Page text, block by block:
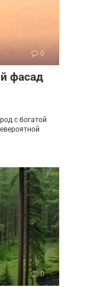
0
фасад
с богатой
0